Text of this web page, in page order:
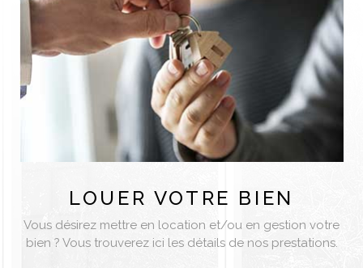
LOUER VOTRE BIEN
Vous désirez mettre en location et/ou en gestion votre
bien ? Vous trouverez ici les détails de nos prestations.